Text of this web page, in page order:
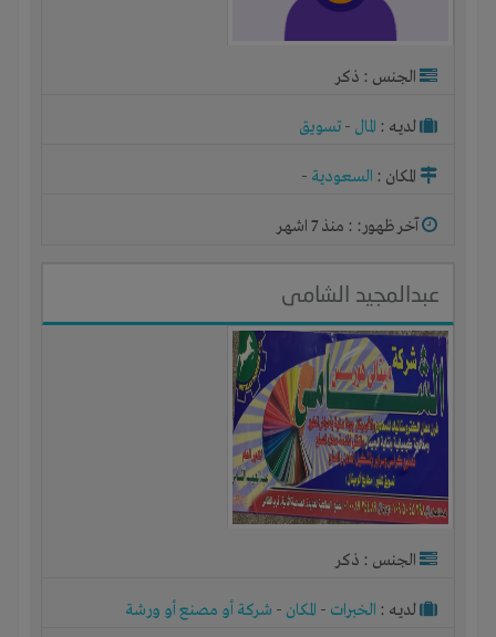
الجنس : ذكر
لديـه : المال - تسويق
المكان : السعودية -
آخر ظهور: : منذ 7 اشهر
عبدالمجيد الشامى
الجنس : ذكر
لديـه : الخبرات - المكان - شركة أو مصنع أو ورشة